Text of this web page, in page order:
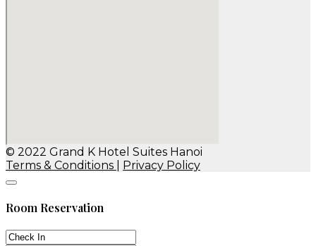
© 2022 Grand K Hotel Suites Hanoi
Terms & Conditions
Privacy Policy
Keyboard shortcuts Image may be subject to copyright
Room Reservation